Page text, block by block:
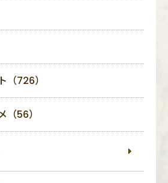
（726）
（56）